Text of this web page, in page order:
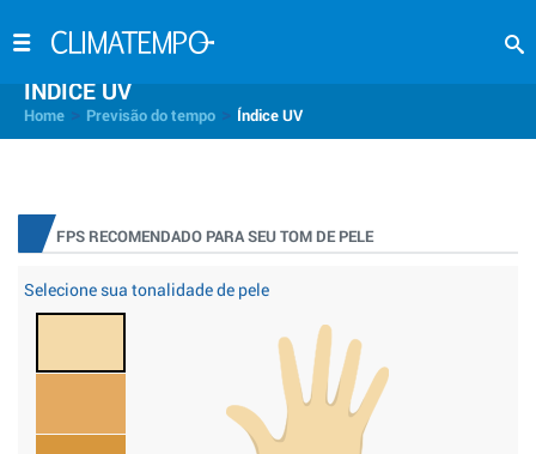
INDICE UV
Home Previsão do tempo Índice UV
FPS RECOMENDADO PARA SEU TOM DE PELE
Selecione sua tonalidade de pele